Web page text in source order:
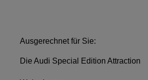
Ausgerechnet für Sie:
Die Audi Special Edition Attraction